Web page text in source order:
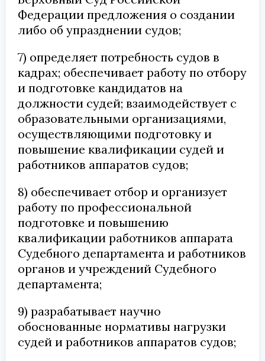
Федерации предложения о создании
либо об упразднении судов;
7) определяет потребность судов в
кадрах; обеспечивает работу по отбору
и подготовке кандидатов на
должности судей; взаимодействует с
образовательными организациями,
осуществляющими подготовку и
повышение квалификации судей и
работников аппаратов судов;
8) обеспечивает отбор и организует
работу по профессиональной
подготовке и повышению
квалификации работников аппарата
Судебного департамента и работников
органов и учреждений Судебного
департамента;
9) разрабатывает научно
обоснованные нормативы нагрузки
судей и работников аппаратов судов;